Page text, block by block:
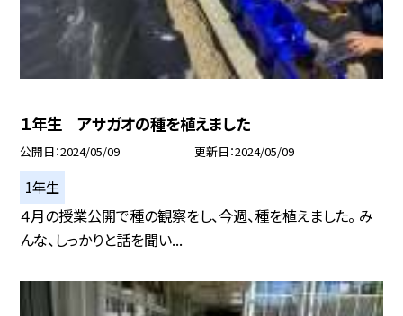
１年生 アサガオの種を植えました
公開日 2024/05/09 更新日 2024/05/09
1年生
４月の授業公開で種の観察をし、今週、種を植えました。 み
んな、しっかりと話を聞い...